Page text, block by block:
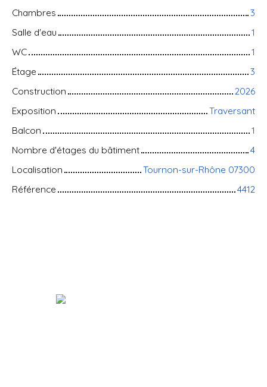
Chambres
3
Salle d'eau
1
WC
1
Étage
3
Construction
2026
Exposition
Traversant
Balcon
1
Nombre d'étages du bâtiment
4
Localisation
Tournon-sur-Rhône 07300
Référence
4412